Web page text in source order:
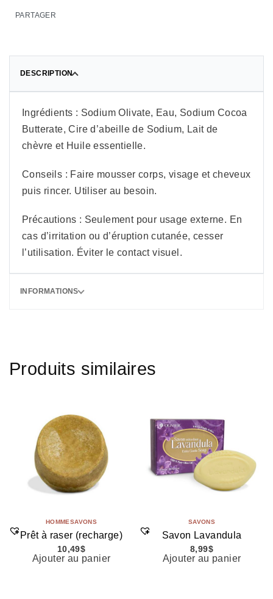
PARTAGER
DESCRIPTION
Ingrédients : Sodium Olivate, Eau, Sodium Cocoa
Butterate, Cire d’abeille de Sodium, Lait de
chèvre et Huile essentielle.
Conseils : Faire mousser corps, visage et cheveux
puis rincer. Utiliser au besoin.
Précautions : Seulement pour usage externe. En
cas d’irritation ou d’éruption cutanée, cesser
l’utilisation. Éviter le contact visuel.
INFORMATIONS
Produits similaires
HOMMESAVONS
Prêt à raser (recharge)
10,49$
Ajouter au panier
SAVONS
Savon Lavandula
8,99$
Ajouter au panier